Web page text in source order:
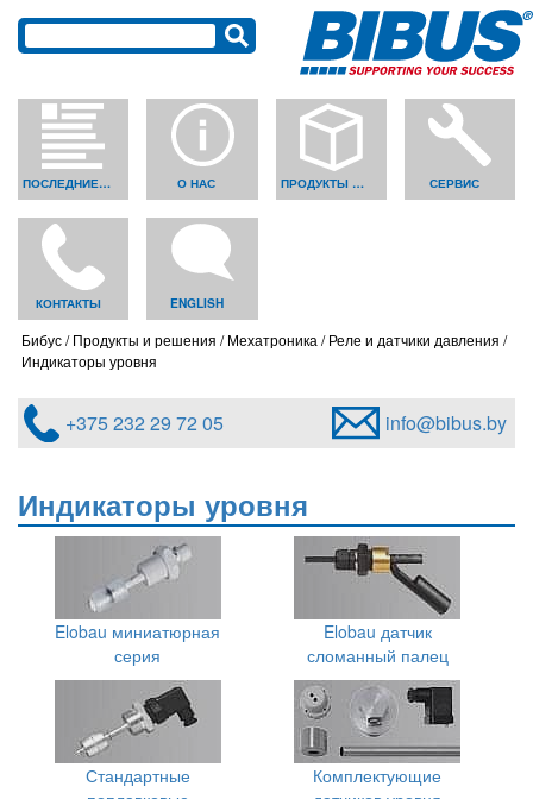
ПОСЛЕДНИЕ НОВОСТИ О НАС ПРОДУКТЫ И РЕШЕНИЯ СЕРВИС
КОНТАКТЫ ENGLISH
Бибус Продукты и решения Мехатроника
Реле и датчики давления
Индикаторы уровня
+375 232 29 72 05 info@bibus.by
Индикаторы уровня
Elobau миниатюрная
серия
Elobau датчик
сломанный палец
Стандартные
Комплектующие